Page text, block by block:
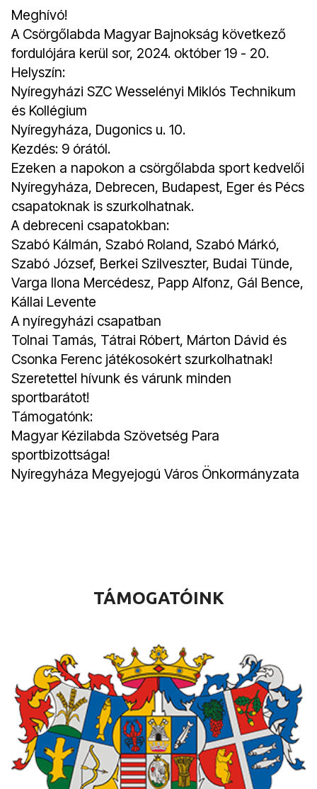
Meghívó!
A Csörgőlabda Magyar Bajnokság következő
fordulójára kerül sor, 2024. október 19 - 20.
Helyszín:
Nyíregyházi SZC Wesselényi Miklós Technikum
és Kollégium
Nyíregyháza, Dugonics u. 10.
Kezdés: 9 órától.
Ezeken a napokon a csörgőlabda sport kedvelői
Nyíregyháza, Debrecen, Budapest, Eger és Pécs
csapatoknak is szurkolhatnak.
A debreceni csapatokban:
Szabó Kálmán, Szabó Roland, Szabó Márkó,
Szabó József, Berkei Szilveszter, Budai Tünde,
Varga Ilona Mercédesz, Papp Alfonz, Gál Bence,
Kállai Levente
A nyíregyházi csapatban
Tolnai Tamás, Tátrai Róbert, Márton Dávid és
Csonka Ferenc játékosokért szurkolhatnak!
Szeretettel hívunk és várunk minden
sportbarátot!
Támogatónk:
Magyar Kézilabda Szövetség Para
sportbizottsága!
Nyíregyháza Megyejogú Város Önkormányzata
TÁMOGATÓINK